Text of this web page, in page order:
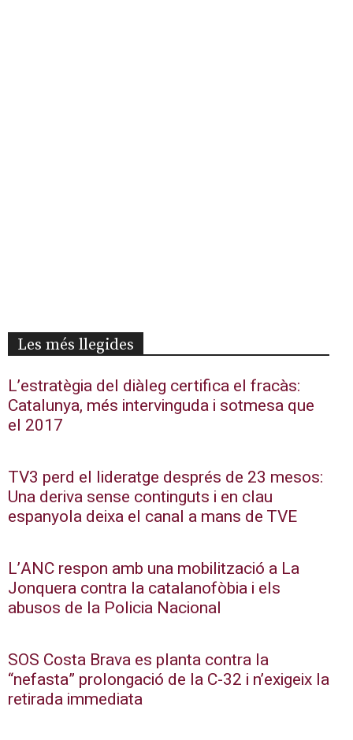
Les més llegides
L’estratègia del diàleg certifica el fracàs:
Catalunya, més intervinguda i sotmesa que
el 2017
TV3 perd el lideratge després de 23 mesos:
Una deriva sense continguts i en clau
espanyola deixa el canal a mans de TVE
L’ANC respon amb una mobilització a La
Jonquera contra la catalanofòbia i els
abusos de la Policia Nacional
SOS Costa Brava es planta contra la
“nefasta” prolongació de la C-32 i n’exigeix la
retirada immediata